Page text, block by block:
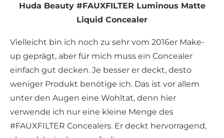
Huda Beauty #FAUXFILTER Luminous Matte
Liquid Concealer
Vielleicht bin ich noch zu sehr vom 2016er Make-
up geprägt, aber für mich muss ein Concealer
einfach gut decken. Je besser er deckt, desto
weniger Produkt benötige ich. Das ist vor allem
unter den Augen eine Wohltat, denn hier
verwende ich nur eine kleine Menge des
#FAUXFILTER Concealers. Er deckt hervorragend,